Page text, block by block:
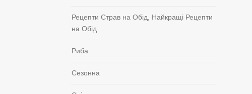
Рецепти Страв на Обід, Найкращі Рецепти
на Обід
Риба
Сезонна